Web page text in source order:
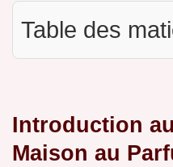
Table des
Introduction
Maison au